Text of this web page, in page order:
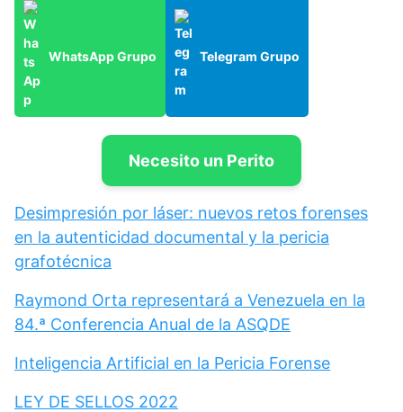
WhatsApp Grupo Telegram Grupo
Necesito un Perito
Desimpresión por láser: nuevos retos forenses
en la autenticidad documental y la pericia
grafotécnica
Raymond Orta representará a Venezuela en la
84.ª Conferencia Anual de la ASQDE
Inteligencia Artificial en la Pericia Forense
LEY DE SELLOS 2022